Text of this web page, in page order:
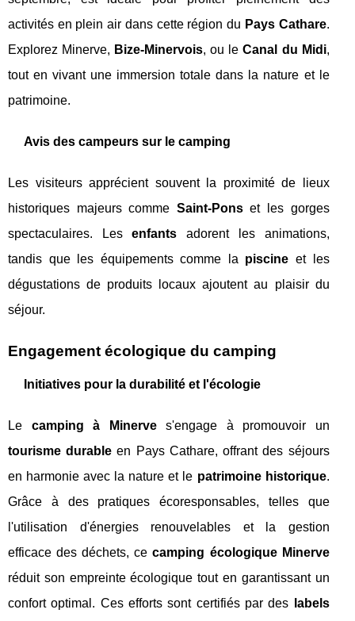
activités en plein air dans cette région du Pays Cathare.
Explorez Minerve, Bize-Minervois, ou leCanal du Midi,
tout en vivant une immersion totale dans la nature et le
patrimoine.
Avis des campeurs sur le camping
Les visiteurs apprécient souvent la proximité de lieux
historiques majeurs comme Saint-Ponset les gorges
spectaculaires. Lesenfants adorent les animations,
tandis que les équipements comme la piscine et les
dégustations de produits locaux ajoutent au plaisir du
séjour.
Engagement écologique du camping
Initiatives pour la durabilité et l'écologie
Le camping à Minerves'engage à promouvoir un
tourisme durable en Pays Cathare, offrant des séjours
en harmonie avec la nature et le patrimoine historique.
Grâce à des pratiques écoresponsables, telles que
l'utilisation d'énergies renouvelables et la gestion
efficace des déchets, cecamping écologique Minerve
réduit son empreinte écologique tout en garantissant un
confort optimal. Ces efforts sont certifiés par des
labels